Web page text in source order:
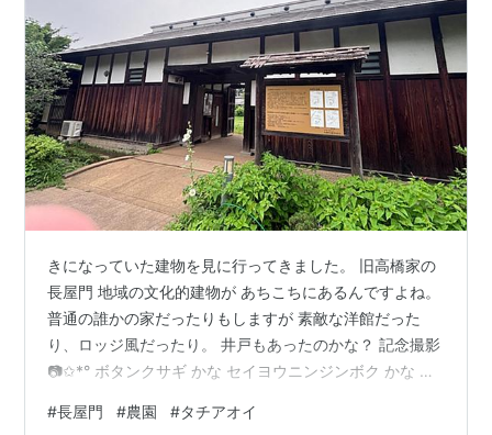
きになっていた建物を見に行ってきました。 旧高橋家の
長屋門 地域の文化的建物が あちこちにあるんですよね。
普通の誰かの家だったりもしますが 素敵な洋館だった
り、ロッジ風だったり。 井戸もあったのかな？ 記念撮影
📷✩*° ボタンクサギ かな セイヨウニンジンボク かな と
オルチア 欲しい😍 種類がいっぱいあるのね。 置く場所
#長屋門 #農園 #タチアオイ